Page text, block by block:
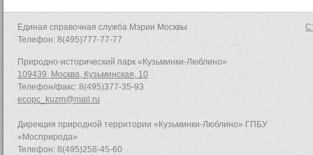
Единая справочная служба Мэрии Москвы
Телефон: 8(495)777-77-77
Природно-исторический парк «Кузьминки-Люблино»
109439, Москва, Кузьминская, 10
Телефон/факс: 8(495)377-35-93
ecopc_kuzm@mail.ru
Дирекция природной территории «Кузьминки-Люблино» ГПБУ
«Мосприрода»
Телефон: 8(495)258-45-60